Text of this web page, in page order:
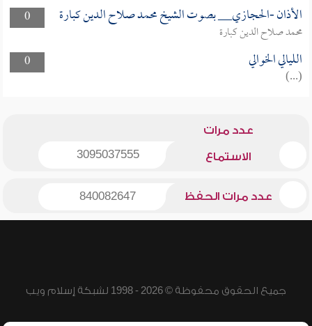
0
الأذان -الحجازي__ بصوت الشيخ محمد صلاح الدين كبارة
محمد صلاح الدين كبارة
0
الليالي الخوالي
(...)
عدد مرات
الاستماع 3095037555
عدد مرات الحفظ 840082647
جميع الحقوق محفوظة © 2026 - 1998 لشبكة إسلام ويب